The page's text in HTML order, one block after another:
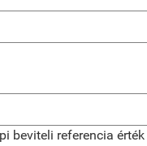
beviteli referencia érték